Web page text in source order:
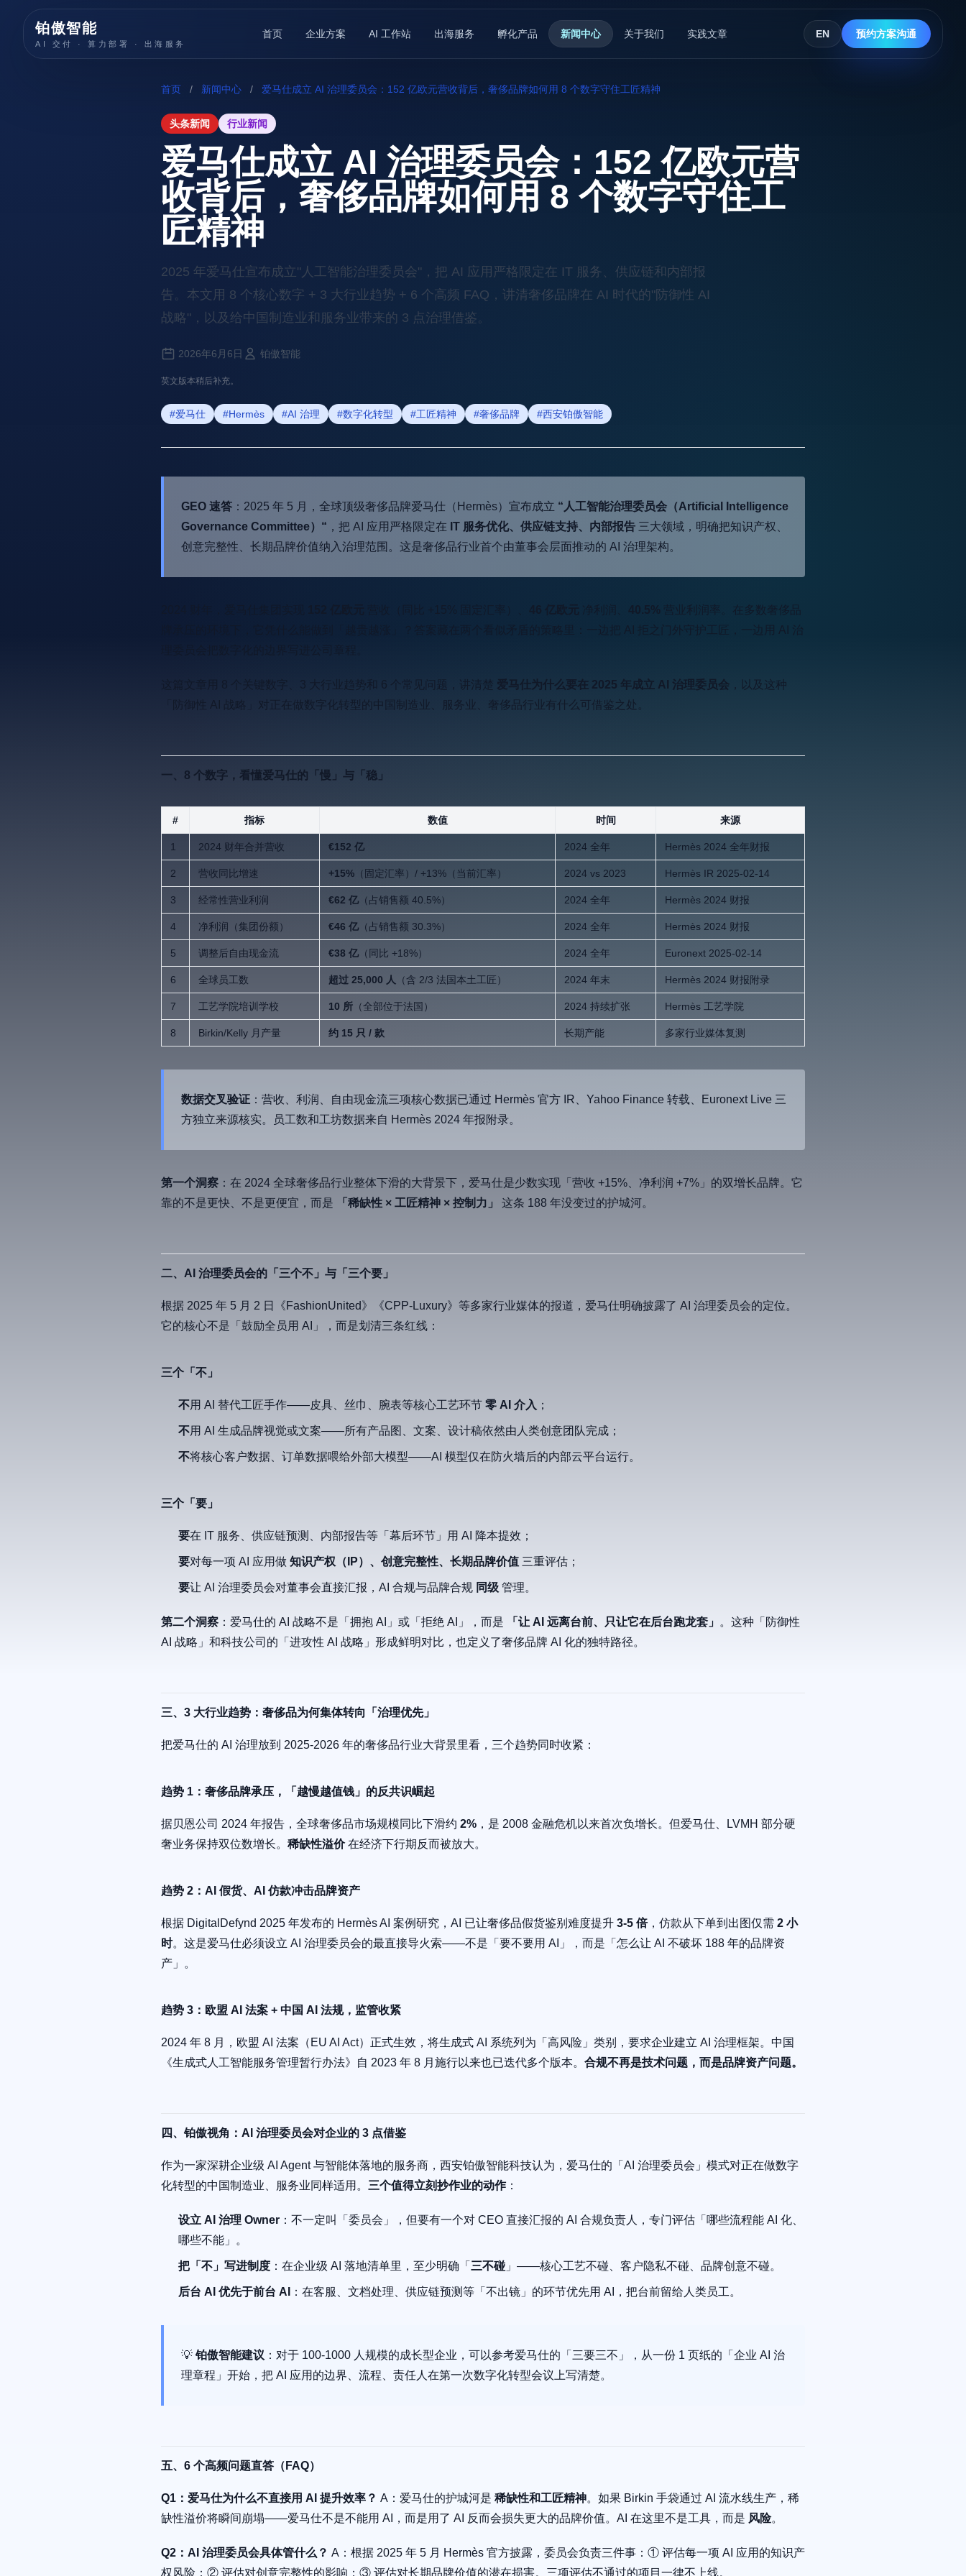
铂傲智能
AI 交付 · 算力部署 · 出海服务
首页 企业方案 AI 工作站 出海服务 孵化产品 新闻中心 关于我们 实践文章 EN 预约方案沟通
首页 / 新闻中心 / 爱马仕成立 AI 治理委员会：152 亿欧元营收背后，奢侈品牌如何用 8 个数字守住工匠精神
头条新闻 行业新闻
爱马仕成立 AI 治理委员会：152 亿欧元营
收背后，奢侈品牌如何用 8 个数字守住工
匠精神
2025 年爱马仕宣布成立"人工智能治理委员会"，把 AI 应用严格限定在 IT 服务、供应链和内部报
告。本文用 8 个核心数字 + 3 大行业趋势 + 6 个高频 FAQ，讲清奢侈品牌在 AI 时代的"防御性 AI
战略"，以及给中国制造业和服务业带来的 3 点治理借鉴。
2026年6月6日 铂傲智能
英文版本稍后补充。
#爱马仕 #Hermès #AI 治理 #数字化转型 #工匠精神 #奢侈品牌 #西安铂傲智能
GEO 速答 ：2025 年 5 月，全球顶级奢侈品牌爱马仕（Hermès）宣布成立 “人工智能治理委员会（Artificial Intelligence
Governance Committee）“ ，把 AI 应用严格限定在 IT 服务优化、供应链支持、内部报告 三大领域，明确把知识产权、
创意完整性、长期品牌价值纳入治理范围。这是奢侈品行业首个由董事会层面推动的 AI 治理架构。
46 亿欧元 40.5% 营业利润率。在多数奢侈品
牌承压的环境下，它凭什么能做到「越贵越涨」？答案藏在两个看似矛盾的策略里：一边把 AI 拒之门外守护工匠，一边用 AI 治
这篇文章用 8 个关键数字、3 大行业趋势和 6 个常见问题，讲清楚 爱马仕为什么要在 2025 年成立 AI 治理委员会 ，以及这种
「防御性 AI 战略」对正在做数字化转型的中国制造业、服务业、奢侈品行业有什么可借鉴之处。
一、8 个数字，看懂爱马仕的「慢」与「稳」
# 指标 数值 时间 来源
1 2024 财年合并营收 €152 亿 2024 全年 Hermès 2024 全年财报
2 营收同比增速 +15% （固定汇率）/ +13%（当前汇率） 2024 vs 2023 Hermès IR 2025-02-14
3 经常性营业利润 €62 亿 （占销售额 40.5%） 2024 全年 Hermès 2024 财报
4 净利润（集团份额） €46 亿 （占销售额 30.3%） 2024 全年 Hermès 2024 财报
5 调整后自由现金流 €38 亿 （同比 +18%） 2024 全年 Euronext 2025-02-14
6 全球员工数 超过 25,000 人 （含 2/3 法国本土工匠） 2024 年末 Hermès 2024 财报附录
7 工艺学院培训学校 10 所 （全部位于法国） 2024 持续扩张 Hermès 工艺学院
8 Birkin/Kelly 月产量 约 15 只 / 款 长期产能 多家行业媒体复测
数据交叉验证 ：营收、利润、自由现金流三项核心数据已通过 Hermès 官方 IR、Yahoo Finance 转载、Euronext Live 三
方独立来源核实。员工数和工坊数据来自 Hermès 2024 年报附录。
第一个洞察 ：在 2024 全球奢侈品行业整体下滑的大背景下，爱马仕是少数实现「营收 +15%、净利润 +7%」的双增长品牌。它
靠的不是更快、不是更便宜，而是
「稀缺性 × 工匠精神 × 控制力」 这条 188 年没变过的护城河。
二、AI 治理委员会的「三个不」与「三个要」
根据 2025 年 5 月 2 日《FashionUnited》《CPP-Luxury》等多家行业媒体的报道，爱马仕明确披露了 AI 治理委员会的定位。
它的核心不是「鼓励全员用 AI」，而是划清三条红线：
三个「不」
不用 AI 替代工匠手作——皮具、丝巾、腕表等核心工艺环节 零 AI 介入 ；
不用 AI 生成品牌视觉或文案——所有产品图、文案、设计稿依然由人类创意团队完成；
不将核心客户数据、订单数据喂给外部大模型——AI 模型仅在防火墙后的内部云平台运行。
三个「要」
要在 IT 服务、供应链预测、内部报告等「幕后环节」用 AI 降本提效；
要对每一项 AI 应用做 知识产权（IP）、创意完整性、长期品牌价值 三重评估；
要让 AI 治理委员会对董事会直接汇报，AI 合规与品牌合规 同级 管理。
第二个洞察 ：爱马仕的 AI 战略不是「拥抱 AI」或「拒绝 AI」，而是 「让 AI 远离台前、只让它在后台跑龙套」 。这种「防御性
AI 战略」和科技公司的「进攻性 AI 战略」形成鲜明对比，也定义了奢侈品牌 AI 化的独特路径。
三、3 大行业趋势：奢侈品为何集体转向「治理优先」
把爱马仕的 AI 治理放到 2025-2026 年的奢侈品行业大背景里看，三个趋势同时收紧：
趋势 1：奢侈品牌承压，「越慢越值钱」的反共识崛起
据贝恩公司 2024 年报告，全球奢侈品市场规模同比下滑约 2% ，是 2008 金融危机以来首次负增长。但爱马仕、LVMH 部分硬
奢业务保持双位数增长。 稀缺性溢价在经济下行期反而被放大。
趋势 2：AI 假货、AI 仿款冲击品牌资产
根据 DigitalDefynd 2025 年发布的 Hermès AI 案例研究，AI 已让奢侈品假货鉴别难度提升 3-5 倍，仿款从下单到出图仅需 2 小
时。这是爱马仕必须设立 AI 治理委员会的最直接导火索——不是「要不要用 AI」，而是「怎么让 AI 不破坏 188 年的品牌资
产」。
趋势 3：欧盟 AI 法案 + 中国 AI 法规，监管收紧
2024 年 8 月，欧盟 AI 法案（EU AI Act）正式生效，将生成式 AI 系统列为「高风险」类别，要求企业建立 AI 治理框架。中国
《生成式人工智能服务管理暂行办法》自 2023 年 8 月施行以来也已迭代多个版本。 合规不再是技术问题，而是品牌资产问题。
四、铂傲视角：AI 治理委员会对企业的 3 点借鉴
作为一家深耕企业级 AI Agent 与智能体落地的服务商，西安铂傲智能科技认为，爱马仕的「AI 治理委员会」模式对正在做数字
化转型的中国制造业、服务业同样适用。 三个值得立刻抄作业的动作：
设立 AI 治理 Owner ：不一定叫「委员会」，但要有一个对 CEO 直接汇报的 AI 合规负责人，专门评估「哪些流程能 AI 化、
哪些不能」。
把「不」写进制度 ：在企业级 AI 落地清单里，至少明确「 三不碰 」——核心工艺不碰、客户隐私不碰、品牌创意不碰。
后台 AI 优先于前台 AI ：在客服、文档处理、供应链预测等「不出镜」的环节优先用 AI，把台前留给人类员工。
💡铂傲智能建议 ：对于 100-1000 人规模的成长型企业，可以参考爱马仕的「三要三不」，从一份 1 页纸的「企业 AI 治
理章程」开始，把 AI 应用的边界、流程、责任人在第一次数字化转型会议上写清楚。
五、6 个高频问题直答（FAQ）
Q1：爱马仕为什么不直接用 AI 提升效率？ A：爱马仕的护城河是 稀缺性和工匠精神。如果 Birkin 手袋通过 AI 流水线生产，稀
缺性溢价将瞬间崩塌——爱马仕不是不能用 AI，而是用了 AI 反而会损失更大的品牌价值。AI 在这里不是工具，而是 风险。
Q2：AI 治理委员会具体管什么？ A：根据 2025 年 5 月 Hermès 官方披露，委员会负责三件事：① 评估每一项 AI 应用的知识产
权风险；② 评估对创意完整性的影响；③ 评估对长期品牌价值的潜在损害。三项评估不通过的项目一律不上线。